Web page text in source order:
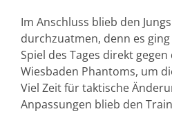
Im Anschluss blieb den
durchzuatmen, denn es
Spiel des Tages direkt
Wiesbaden Phantoms, um
Viel Zeit für taktische
Anpassungen blieb den